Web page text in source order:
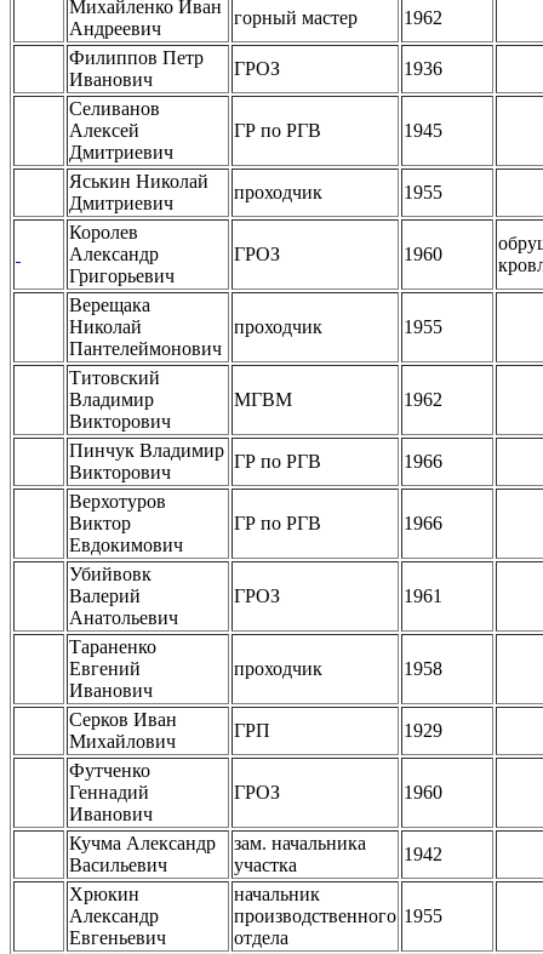
Михайленко Иван
Андреевич
горный мастер
1962
Филиппов Петр
Иванович
ГРОЗ
1936
Селиванов
Алексей
Дмитриевич
ГР по РГВ 1945
Яськин Николай
Дмитриевич
проходчик
1955
Королев
Александр
Григорьевич
ГРОЗ 1960
Верещака
Николай
Пантелеймонович
проходчик 1955
Титовский
Владимир
Викторович
МГВМ 1962
Пинчук Владимир
Викторович
ГР по РГВ
1966
Верхотуров
Виктор
Евдокимович
ГР по РГВ 1966
Убийвовк
Валерий
Анатольевич
ГРОЗ 1961
Тараненко
Евгений
Иванович
проходчик 1958
Серков Иван
Михайлович
ГРП
1929
Футченко
Геннадий
Иванович
ГРОЗ 1960
Кучма Александр
Васильевич
зам. начальника
участка
1942
Хрюкин
Александр
Евгеньевич
начальник
производственного
отдела
1955